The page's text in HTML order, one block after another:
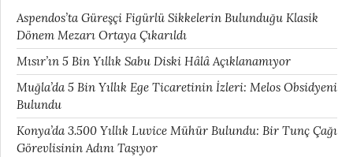
Aspendos’ta Güreşçi Figürlü Sikkelerin Bulunduğu Klasik
Dönem Mezarı Ortaya Çıkarıldı
Mısır’ın 5 Bin Yıllık Sabu Diski Hâlâ Açıklanamıyor
Muğla’da 5 Bin Yıllık Ege Ticaretinin İzleri: Melos Obsidyeni
Bulundu
Konya’da 3.500 Yıllık Luvice Mühür Bulundu: Bir Tunç Çağı
Görevlisinin Adını Taşıyor